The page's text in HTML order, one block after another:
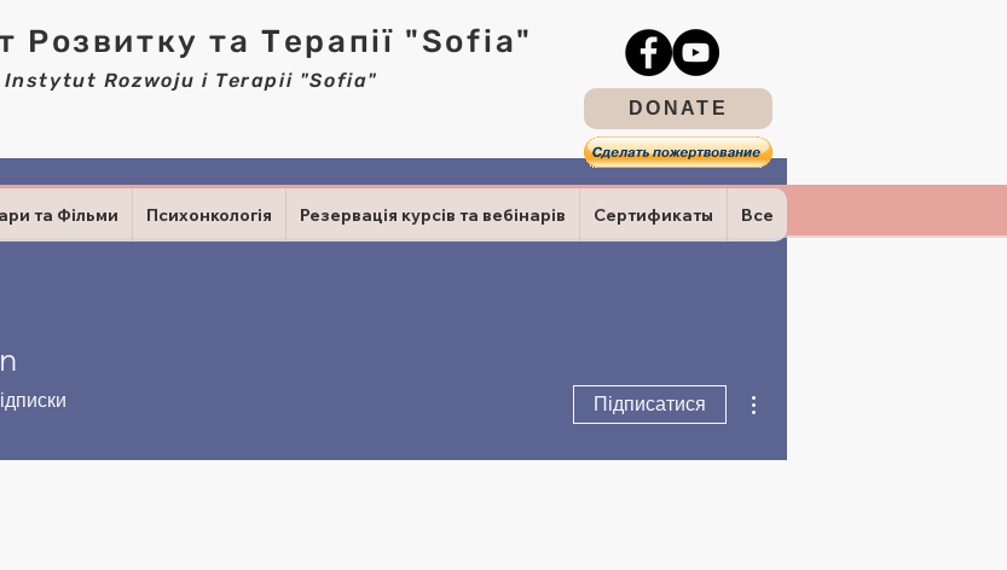
Розвитку та Терапії "Sofia"
Instytut Rozwoju i Terapii "Sofia"
DONATE
та Фільми Психонкологія Резервація курсів та вебінарів Сертификаты Все
Підписатися